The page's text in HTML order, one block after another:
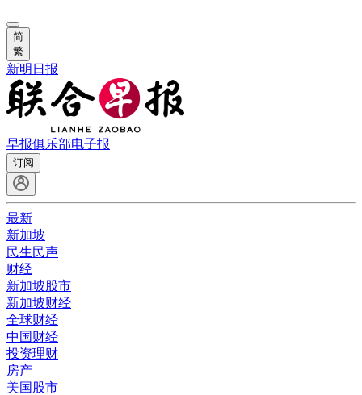
简
繁
新明日报
早报俱乐部电子报
订阅
最新
新加坡
民生民声
财经
新加坡股市
新加坡财经
全球财经
中国财经
投资理财
房产
美国股市